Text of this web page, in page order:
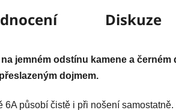
Diskuze
jemném odstínu kamene a černém
dojmem.
působí čistě i při nošení samostatně.